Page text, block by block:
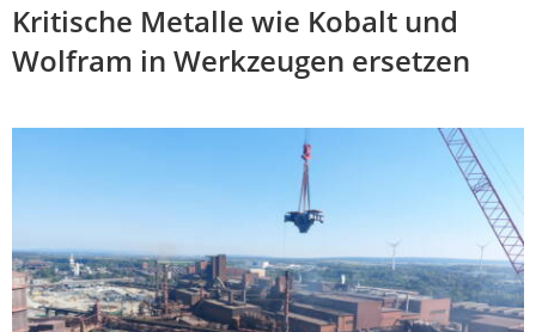
Kritische Metalle wie Kobalt und
Wolfram in Werkzeugen ersetzen